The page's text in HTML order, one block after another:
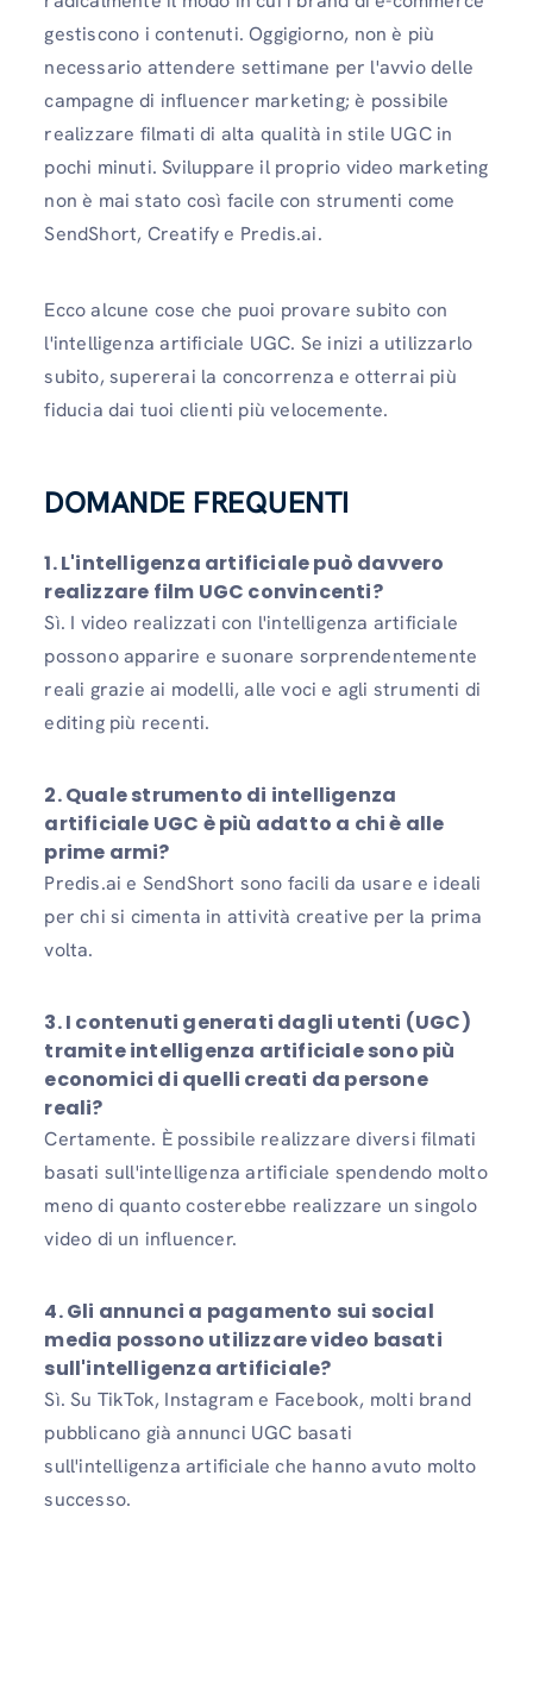
gestiscono i contenuti. Oggigiorno, non è più
necessario attendere settimane per l'avvio delle
campagne di influencer marketing; è possibile
realizzare filmati di alta qualità in stile UGC in
pochi minuti. Sviluppare il proprio video marketing
non è mai stato così facile con strumenti come
SendShort, Creatify e Predis.ai.
Ecco alcune cose che puoi provare subito con
l'intelligenza artificiale UGC. Se inizi a utilizzarlo
subito, supererai la concorrenza e otterrai più
fiducia dai tuoi clienti più velocemente.
DOMANDE FREQUENTI
1. L'intelligenza artificiale può davvero
realizzare film UGC convincenti?
Sì. I video realizzati con l'intelligenza artificiale
possono apparire e suonare sorprendentemente
reali grazie ai modelli, alle voci e agli strumenti di
editing più recenti.
2. Quale strumento di intelligenza
artificiale UGC è più adatto a chi è alle
prime armi?
Predis.ai e SendShort sono facili da usare e ideali
per chi si cimenta in attività creative per la prima
volta.
3. I contenuti generati dagli utenti (UGC)
tramite intelligenza artificiale sono più
economici di quelli creati da persone
reali?
Certamente. È possibile realizzare diversi filmati
basati sull'intelligenza artificiale spendendo molto
meno di quanto costerebbe realizzare un singolo
video di un influencer.
4. Gli annunci a pagamento sui social
media possono utilizzare video basati
sull'intelligenza artificiale?
Sì. Su TikTok, Instagram e Facebook, molti brand
pubblicano già annunci UGC basati
sull'intelligenza artificiale che hanno avuto molto
successo.